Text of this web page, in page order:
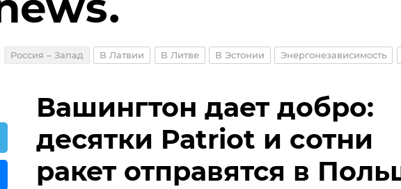
Россия – Запад В Латвии В Литве В Эстонии Энергонезависимость
Вашингтон дает добро:
десятки Patriot и сотни
ракет отправятся в